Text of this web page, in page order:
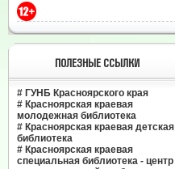
ПОЛЕЗНЫЕ ССЫЛКИ
# ГУНБ Красноярского края
# Красноярская краевая
молодежная библиотека
# Красноярская краевая детская
библиотека
# Красноярская краевая
специальная библиотека - центр